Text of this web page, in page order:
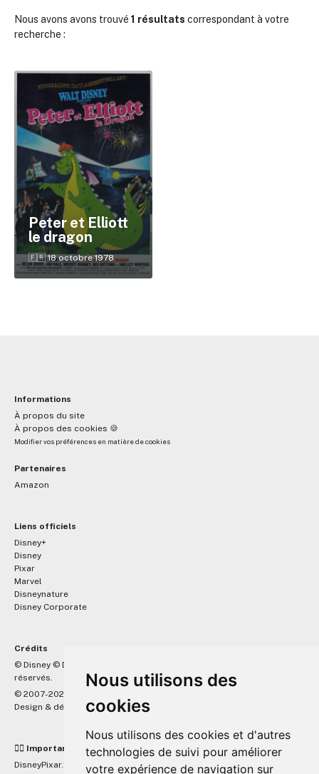
Nous utilisons des
cookies
Nous utilisons des cookies et d'autres
technologies de suivi pour améliorer
votre expérience de navigation sur
Nous avons avons trouvé 1 résultats correspondant à votre
recherche :
Peter et Elliott
le dragon
🇫🇷 18 octobre 1978
Informations
À propos du site
À propos des cookies 🍪
Modifier vos préférences en matière de cookies
Partenaires
Amazon
Liens officiels
Disney+
Disney
Pixar
Marvel
Disneynature
Disney Corporate
Crédits
© Disney © Disney/Pixar © &
réservés.
© 2007-2026 DisneyPixar.fr
Design & développement : MonsieurPaul
☝🏼 Important
DisneyPixar.fr est un site indépendant et n'est en aucun cas lié de
✕